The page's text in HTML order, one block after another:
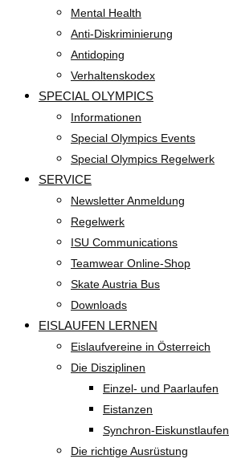
Mental Health
Anti-Diskriminierung
Antidoping
Verhaltenskodex
SPECIAL OLYMPICS
Informationen
Special Olympics Events
Special Olympics Regelwerk
SERVICE
Newsletter Anmeldung
Regelwerk
ISU Communications
Teamwear Online-Shop
Skate Austria Bus
Downloads
EISLAUFEN LERNEN
Eislaufvereine in Österreich
Die Disziplinen
Einzel- und Paarlaufen
Eistanzen
Synchron-Eiskunstlaufen
Die richtige Ausrüstung